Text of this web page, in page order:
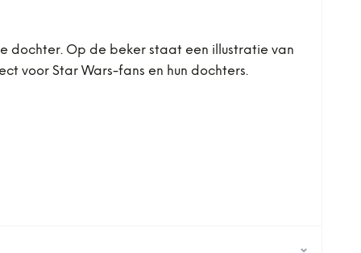
dochter. Op de beker staat een illustratie van
voor Star Wars-fans en hun dochters.
⌄